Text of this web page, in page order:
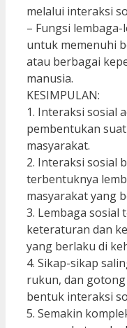
melalui interaksi
– Fungsi
untuk memenuhi
atau berbagai
manusia.
KESIMPULAN:
1. Interaksi sosial
pembentukan
masyarakat.
2. Interaksi sosial
terbentuknya
masyarakat yang
3. Lembaga sosial
keteraturan dan
yang berlaku di
4. Sikap-sikap
rukun, dan
bentuk interaksi
5. Semakin